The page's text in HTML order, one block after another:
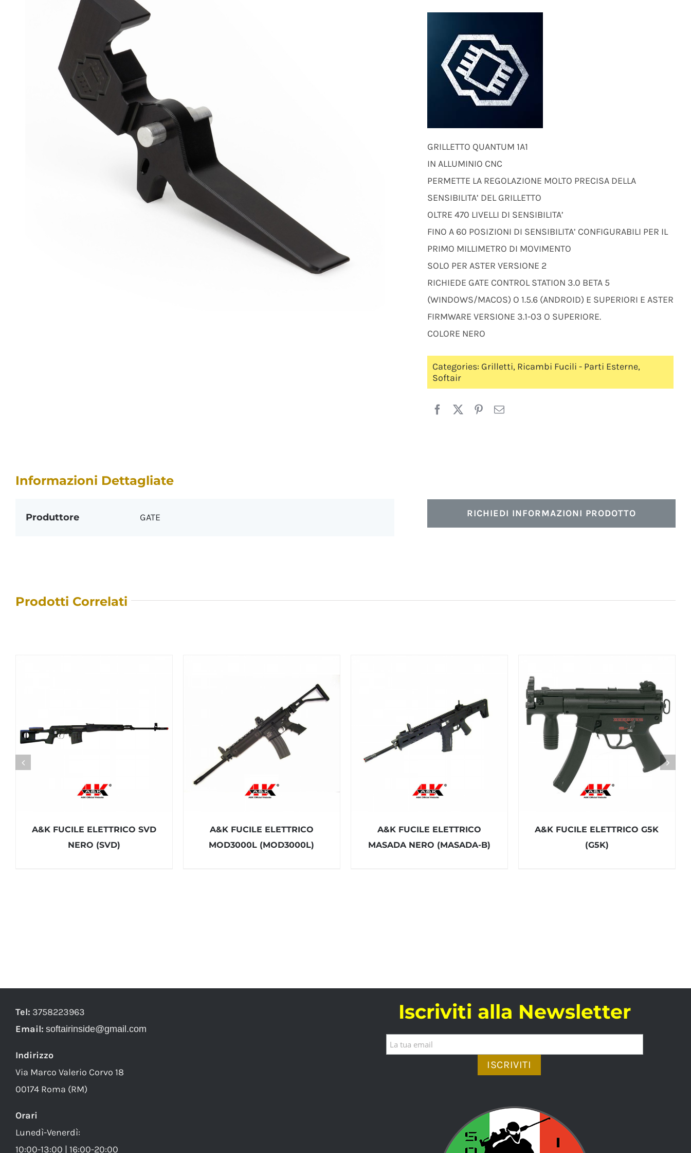
GRILLETTO QUANTUM 1A1
IN ALLUMINIO CNC
PERMETTE LA REGOLAZIONE MOLTO PRECISA DELLA
SENSIBILITA’ DEL GRILLETTO
OLTRE 470 LIVELLI DI SENSIBILITA’
FINO A 60 POSIZIONI DI SENSIBILITA’ CONFIGURABILI PER IL
PRIMO MILLIMETRO DI MOVIMENTO
SOLO PER ASTER VERSIONE 2
RICHIEDE GATE CONTROL STATION 3.0 BETA 5
(WINDOWS/MACOS) O 1.5.6 (ANDROID) E SUPERIORI E ASTER
FIRMWARE VERSIONE 3.1-03 O SUPERIORE.
COLORE NERO
Categories: Grilletti, Ricambi Fucili - Parti Esterne,
Softair
Informazioni Dettagliate
Produttore GATE RICHIEDI INFORMAZIONI PRODOTTO
Prodotti Correlati
A&K FUCILE ELETTRICO SVD
NERO (SVD)
A&K FUCILE ELETTRICO
MOD3000L (MOD3000L)
A&K FUCILE ELETTRICO
MASADA NERO (MASADA-B)
A&K FUCILE ELETTRICO G5K
(G5K)
Tel: 3758223963
Email: softairinside@gmail.com
Indirizzo
Via Marco Valerio Corvo 18
00174 Roma (RM)
Orari
Lunedì-Venerdì:
10:00-13:00 | 16:00-20:00
Iscriviti alla Newsletter